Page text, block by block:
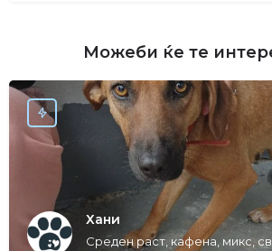
Можеби ќе те
Хани
Среден раст, кафена, микс,